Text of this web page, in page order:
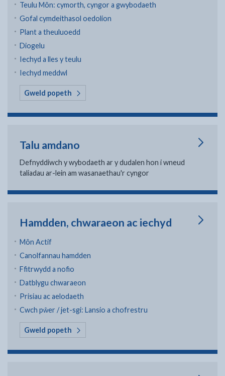
Teulu Môn: cymorth, cyngor a gwybodaeth
Gofal cymdeithasol oedolion
Plant a theuluoedd
Diogelu
Iechyd a lles y teulu
Iechyd meddwl
Gweld popeth yn Gofal cymdeithasol a lles
Talu amdano
Defnyddiwch y wybodaeth ar y dudalen hon i wneud
taliadau ar-lein am wasanaethau'r cyngor
Hamdden, chwaraeon ac iechyd
Môn Actif
Canolfannau hamdden
Ffitrwydd a nofio
Datblygu chwaraeon
Prisiau ac aelodaeth
Cwch pŵer / jet-sgi: Lansio a chofrestru
Gweld popeth yn Hamdden, chwaraeon ac iechyd